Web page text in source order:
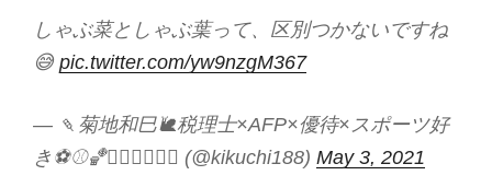
しゃぶ菜としゃぶ葉って、区別つかないですね
😅 pic.twitter.com/yw9nzgM367
— 🍡菊地和巳🐌税理士×AFP×優待×スポーツ好
き⚽️⚾️🏀🏃🏻‍♂️🏊🏻‍♂️ (@kikuchi188) May 3, 2021